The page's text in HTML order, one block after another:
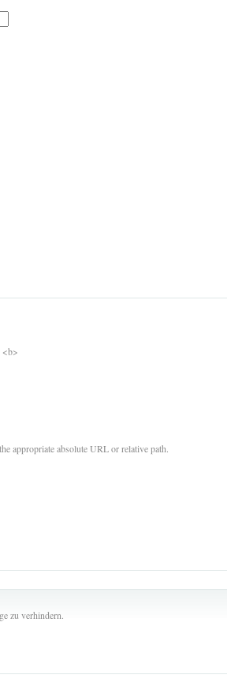
<b>
appropriate absolute URL or relative path.
zu verhindern.